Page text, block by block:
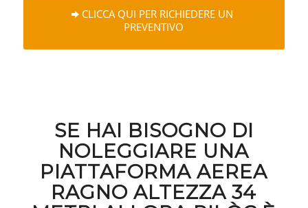
CLICCA QUI PER RICHIEDERE UN
PREVENTIVO
SE HAI BISOGNO DI
NOLEGGIARE UNA
PIATTAFORMA AEREA
RAGNO ALTEZZA 34